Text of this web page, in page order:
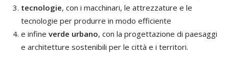
tecnologie, con i macchinari, le attrezzature e le
tecnologie per produrre in modo efficiente
e infine verde urbano, con la progettazione di paesaggi
e architetture sostenibili per le città e i territori.